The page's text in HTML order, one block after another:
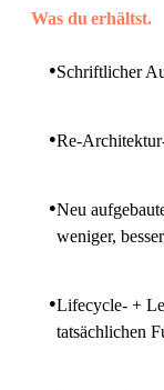
Was du erhältst.
●Schriftlicher
●Re-
●Neu
weniger,
●Lifecycle- +
tatsächlichen